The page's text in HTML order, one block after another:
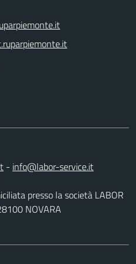
-
presso la società LABOR
NOVARA